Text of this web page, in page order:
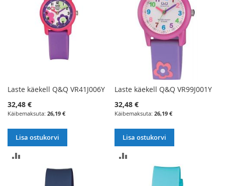
Laste käekell Q&Q VR41J006Y
32,48 €
26,19 €
Lisa ostukorvi
VÕRDLUSESSE
Laste käekell Q&Q VR99J001Y
32,48 €
26,19 €
Lisa ostukorvi
VÕRDLUSESSE